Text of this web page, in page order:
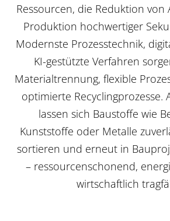
Ressourcen, die Reduktion von
Produktion hochwertiger
Modernste Prozesstechnik,
KI-gestützte Verfahren
Materialtrennung, flexible
optimierte Recyclingprozesse.
lassen sich Baustoffe wie
Kunststoffe oder Metalle
sortieren und erneut in
– ressourcenschonend,
wirtschaftlich